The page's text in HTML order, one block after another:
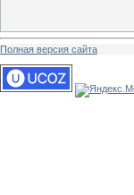
Полная версия сайта